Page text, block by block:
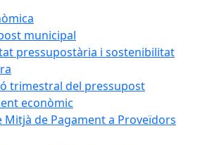
municipal
pressupostària i sostenibilitat
trimestral del pressupost
econòmic
Mitjà de Pagament a Proveïdors